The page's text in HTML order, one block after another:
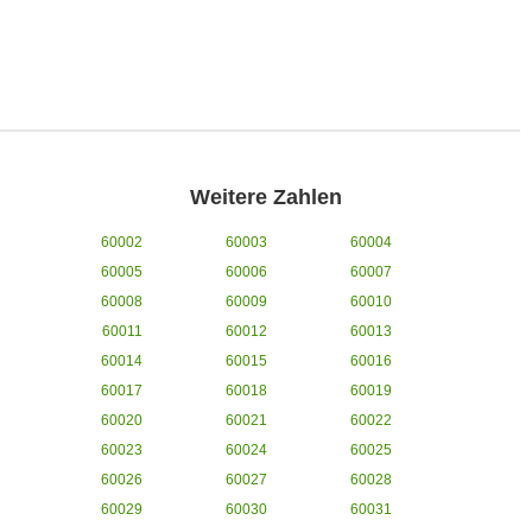
Weitere Zahlen
60002 60003
60004
60005
60006
60007
60008
60009
60010
60011
60012
60013
60014
60015
60016
60017
60018
60019
60020
60021
60022
60023
60024
60025
60026
60027
60028
60029
60030
60031